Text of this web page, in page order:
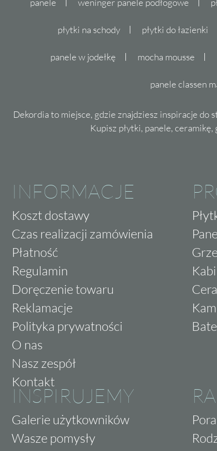
płytki na schody płytki do łazienki
panele w jodełkę mocha mousse
panele classen
Dekordia to miejsce, gdzie znajdziesz inspiracje do
Kupisz płytki, panele,
INFORMACJE
Koszt dostawy
Czas realizacji zamówienia
Płatność
Regulamin
Doręczenie towaru
Reklamacje
Polityka prywatności
O nas
Nasz zespół
Kontakt
INSPIRUJEMY
Galerie użytkowników
Wasze pomysły